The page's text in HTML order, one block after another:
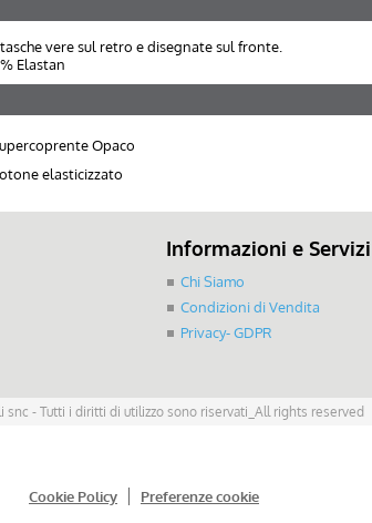
vere sul retro e disegnate sul fronte.
Elastan
Opaco
elasticizzato
Informazioni e Servizi
Chi Siamo
Condizioni di Vendita
Privacy- GDPR
snc - Tutti i diritti di utilizzo sono riservati_All rights reserved
Cookie Policy Preferenze cookie